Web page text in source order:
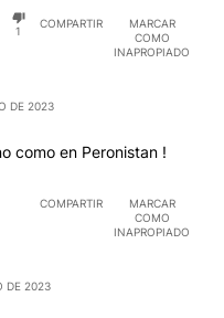
1
COMPARTIR
MARCAR
COMO
INAPROPIADO
DE 2023
como en Peronistan !
COMPARTIR
MARCAR
COMO
INAPROPIADO
DE 2023